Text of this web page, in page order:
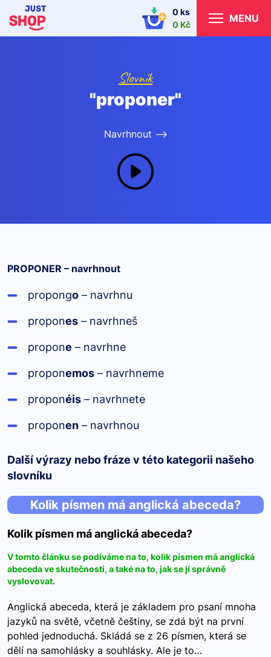
0 ks
0 Kč
MENU
Slovník
"proponer"
Navrhnout -->
PROPONER – navrhnout
propongo – navrhnu
propones – navrhneš
propone – navrhne
proponemos – navrhneme
proponéis – navrhnete
proponen – navrhnou
Další výrazy nebo fráze v této kategorii našeho
slovníku
Kolik písmen má anglická abeceda?
Kolik písmen má anglická abeceda?
V tomto článku se podíváme na to, kolik písmen má anglická
abeceda ve skutečnosti, a také na to, jak se jí správně
vyslovovat.
Anglická abeceda, která je základem pro psaní mnoha
jazyků na světě, včetně češtiny, se zdá být na první
pohled jednoduchá. Skládá se z 26 písmen, která se
dělí na samohlásky a souhlásky. Ale je to…